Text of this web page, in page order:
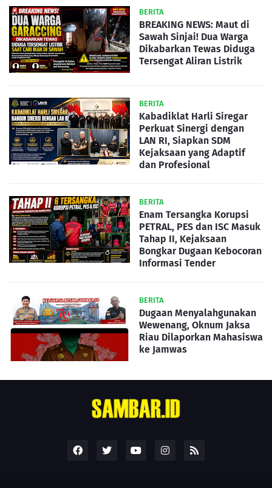
BERITA
BREAKING NEWS: Maut di
Sawah Sinjai! Dua Warga
Dikabarkan Tewas Diduga
Tersengat Aliran Listrik
BERITA
Kabadiklat Harli Siregar
Perkuat Sinergi dengan
LAN RI, Siapkan SDM
Kejaksaan yang Adaptif
dan Profesional
BERITA
Enam Tersangka Korupsi
PETRAL, PES dan ISC Masuk
Tahap II, Kejaksaan
Bongkar Dugaan Kebocoran
Informasi Tender
BERITA
Dugaan Menyalahgunakan
Wewenang, Oknum Jaksa
Riau Dilaporkan Mahasiswa
ke Jamwas